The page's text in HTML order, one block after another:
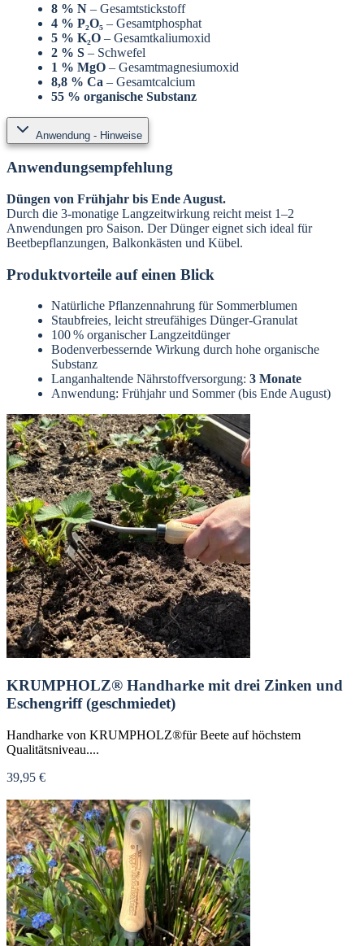
8 % N – Gesamtstickstoff
4 % P₂O₅ – Gesamtphosphat
5 % K₂O – Gesamtkaliumoxid
2 % S – Schwefel
1 % MgO – Gesamtmagnesiumoxid
8,8 % Ca – Gesamtcalcium
55 % organische Substanz
Anwendung - Hinweise
Anwendungsempfehlung
Düngen von Frühjahr bis Ende August.
Durch die 3‑monatige Langzeitwirkung reicht meist 1–2
Anwendungen pro Saison. Der Dünger eignet sich ideal für
Beetbepflanzungen, Balkonkästen und Kübel.
Produktvorteile auf einen Blick
Natürliche Pflanzennahrung für Sommerblumen
Staubfreies, leicht streufähiges Dünger-Granulat
100 % organischer Langzeitdünger
Bodenverbessernde Wirkung durch hohe organische
Substanz
Langanhaltende Nährstoffversorgung: 3 Monate
Anwendung: Frühjahr und Sommer (bis Ende August)
KRUMPHOLZ® Handharke mit drei Zinken und
Eschengriff (geschmiedet)
Handharke von KRUMPHOLZ®für Beete auf höchstem
Qualitätsniveau....
39,95 €